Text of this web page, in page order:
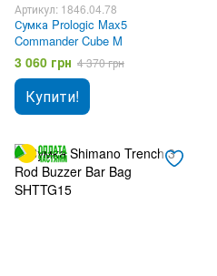
Артикул: 1846.04.78
Сумка Prologic Max5
Commander Cube M
3 060 грн 4 370 грн
Купити!